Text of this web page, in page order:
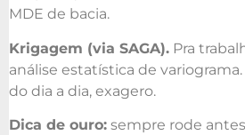
MDE de bacia.
Krigagem (via SAGA). Pra
análise estatística de
do dia a dia, exagero.
Dica de ouro: sempre rode